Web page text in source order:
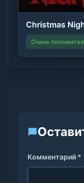
Christmas
Очень
Комментарий *